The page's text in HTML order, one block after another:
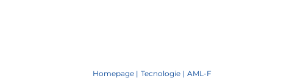
Homepage Tecnologie AML-F